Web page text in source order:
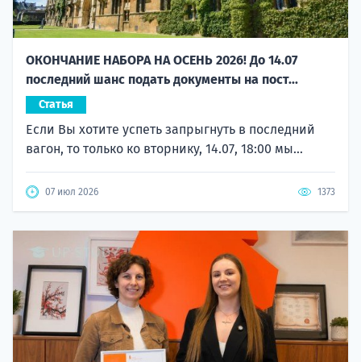
ОКОНЧАНИЕ НАБОРА НА ОСЕНЬ 2026! До 14.07
последний шанс подать документы на пост...
Статья
Если Вы хотите успеть запрыгнуть в последний
вагон, то только ко вторнику, 14.07, 18:00 мы...
07 июл 2026 1373